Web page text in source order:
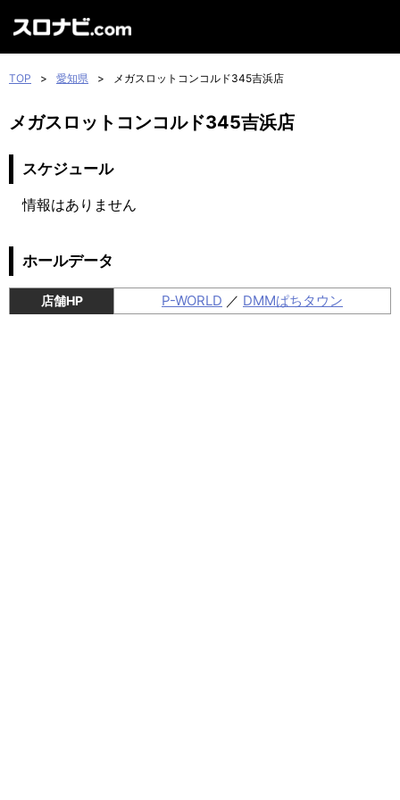
TOP > 愛知県 > メガスロットコンコルド345吉浜店
メガスロットコンコルド345吉浜店
スケジュール
情報はありません
ホールデータ
店舗HP P-WORLD ／ DMMぱちタウン